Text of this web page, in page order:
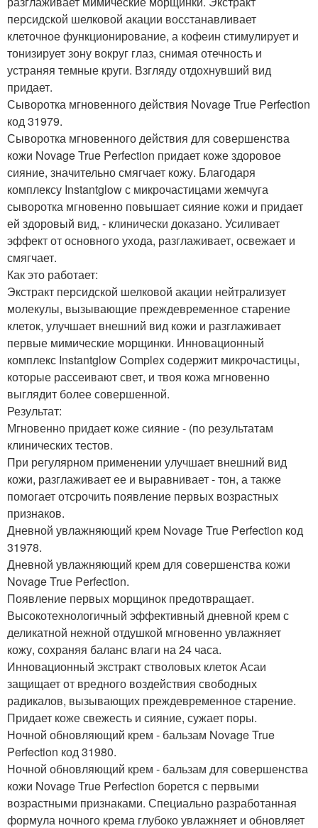
персидской шелковой акации восстанавливает
клеточное функционирование, а кофеин стимулирует и
тонизирует зону вокруг глаз, снимая отечность и
устраняя темные круги. Взгляду отдохнувший вид
придает.
Сыворотка мгновенного действия Novage True Perfection
код 31979.
Сыворотка мгновенного действия для совершенства
кожи Novage True Perfection придает коже здоровое
сияние, значительно смягчает кожу. Благодаря
комплексу Instantglow с микрочастицами жемчуга
сыворотка мгновенно повышает сияние кожи и придает
ей здоровый вид, - клинически доказано. Усиливает
эффект от основного ухода, разглаживает, освежает и
смягчает.
Как это работает:
Экстракт персидской шелковой акации нейтрализует
молекулы, вызывающие преждевременное старение
клеток, улучшает внешний вид кожи и разглаживает
первые мимические морщинки. Инновационный
комплекс Instantglow Complex содержит микрочастицы,
которые рассеивают свет, и твоя кожа мгновенно
выглядит более совершенной.
Результат:
Мгновенно придает коже сияние - (по результатам
клинических тестов.
При регулярном применении улучшает внешний вид
кожи, разглаживает ее и выравнивает - тон, а также
помогает отсрочить появление первых возрастных
признаков.
Дневной увлажняющий крем Novage True Perfection код
31978.
Дневной увлажняющий крем для совершенства кожи
Novage True Perfection.
Появление первых морщинок предотвращает.
Высокотехнологичный эффективный дневной крем с
деликатной нежной отдушкой мгновенно увлажняет
кожу, сохраняя баланс влаги на 24 часа.
Инновационный экстракт стволовых клеток Асаи
защищает от вредного воздействия свободных
радикалов, вызывающих преждевременное старение.
Придает коже свежесть и сияние, сужает поры.
Ночной обновляющий крем - бальзам Novage True
Perfection код 31980.
Ночной обновляющий крем - бальзам для совершенства
кожи Novage True Perfection борется с первыми
возрастными признаками. Специально разработанная
формула ночного крема глубоко увлажняет и обновляет